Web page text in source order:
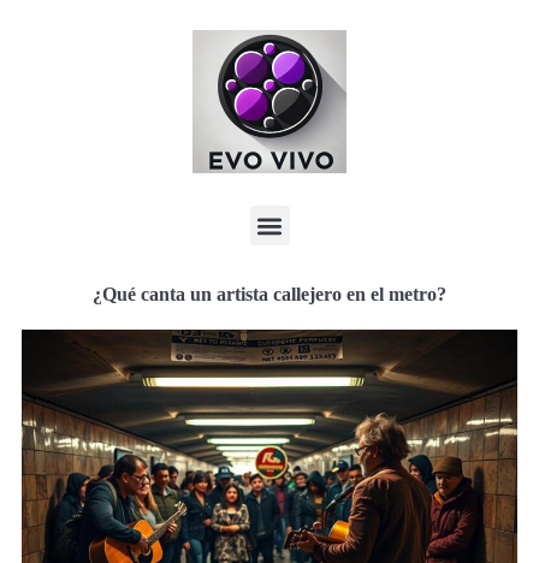
¿Qué canta un artista callejero en el metro?